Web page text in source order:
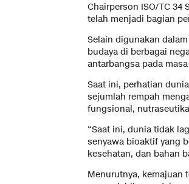
Chairperson ISO/TC 34
telah menjadi bagian
Selain digunakan
budaya di berbagai
antarbangsa pada
Saat ini, perhatian
sejumlah rempah
fungsional,
“Saat ini, dunia tidak
senyawa bioaktif yang
kesehatan, dan bahan
Menurutnya, kemajuan